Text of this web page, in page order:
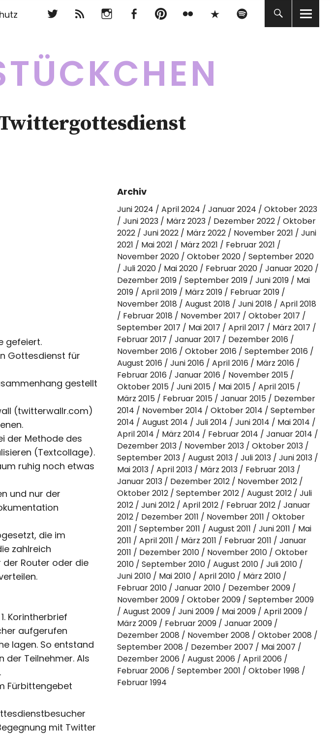
InstagramFacebookpinterest Spotify
gefeiert.
Gottesdienst für
gestellt
(twitterwallr.com)
der Methode des
(Textcollage).
ruhig noch etwas
und nur der
die im
zahlreich
der Router oder die
Korintherbrief
aufgerufen
lagen. So entstand
der Teilnehmer. Als
Fürbittengebet
mit Twitter
Archiv
Juni 2024 April 2024 Januar 2024
Oktober 2023
Juni 2023
März 2023 Dezember 2022
Oktober
2022
Juni 2022 März 2022 November 2021
Juni
2021
Mai 2021 März 2021
Februar 2021
November 2020
Oktober 2020
September 2020
Juli 2020
Mai 2020 Februar 2020
Januar 2020
Dezember 2019
September 2019 Juni 2019
Mai
2019
April 2019 März 2019
Februar 2019
November 2018
August 2018 Juni 2018
April 2018
Februar 2018
November 2017
Oktober 2017
September 2017
Mai 2017 April 2017
März 2017
Februar 2017
Januar 2017
Dezember 2016
November 2016
Oktober 2016
September 2016
August 2016
Juni 2016 April 2016
März 2016
Februar 2016
Januar 2016
November 2015
Oktober 2015
Juni 2015 Mai 2015
April 2015
März 2015
Februar 2015 Januar 2015
Dezember
2014
November 2014 Oktober 2014
September
2014
August 2014 Juli 2014 Juni 2014
Mai 2014
April 2014
März 2014 Februar 2014
Januar 2014
Dezember 2013
November 2013
Oktober 2013
September 2013
August 2013 Juli 2013
Juni 2013
Mai 2013
April 2013 März 2013
Februar 2013
Januar 2013
Dezember 2012
November 2012
Oktober 2012
September 2012 August 2012
Juli
2012
Juni 2012 April 2012 Februar 2012
Januar
2012
Dezember 2011 November 2011
Oktober
2011
September 2011 August 2011 Juni 2011
Mai
2011
April 2011 März 2011 Februar 2011
Januar
2011
Dezember 2010 November 2010
Oktober
2010
September 2010 August 2010
Juli 2010
Juni 2010
Mai 2010 April 2010
März 2010
Februar 2010
Januar 2010
Dezember 2009
November 2009
Oktober 2009
September 2009
August 2009
Juni 2009 Mai 2009
April 2009
März 2009
Februar 2009
Januar 2009
Dezember 2008
November 2008
Oktober 2008
September 2008
Dezember 2007
Mai 2007
Dezember 2006
August 2006
April 2006
Februar 2006
September 2001
Oktober 1998
Februar 1994